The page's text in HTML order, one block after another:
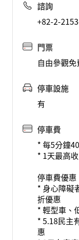
諮詢
+82-2-
門票
自由參觀
停車設施
有
停車費
* 每5分鐘
* 1天最高
停車費優惠
* 身心障礙
折優惠
* 輕型車、
* 5.18民主
惠